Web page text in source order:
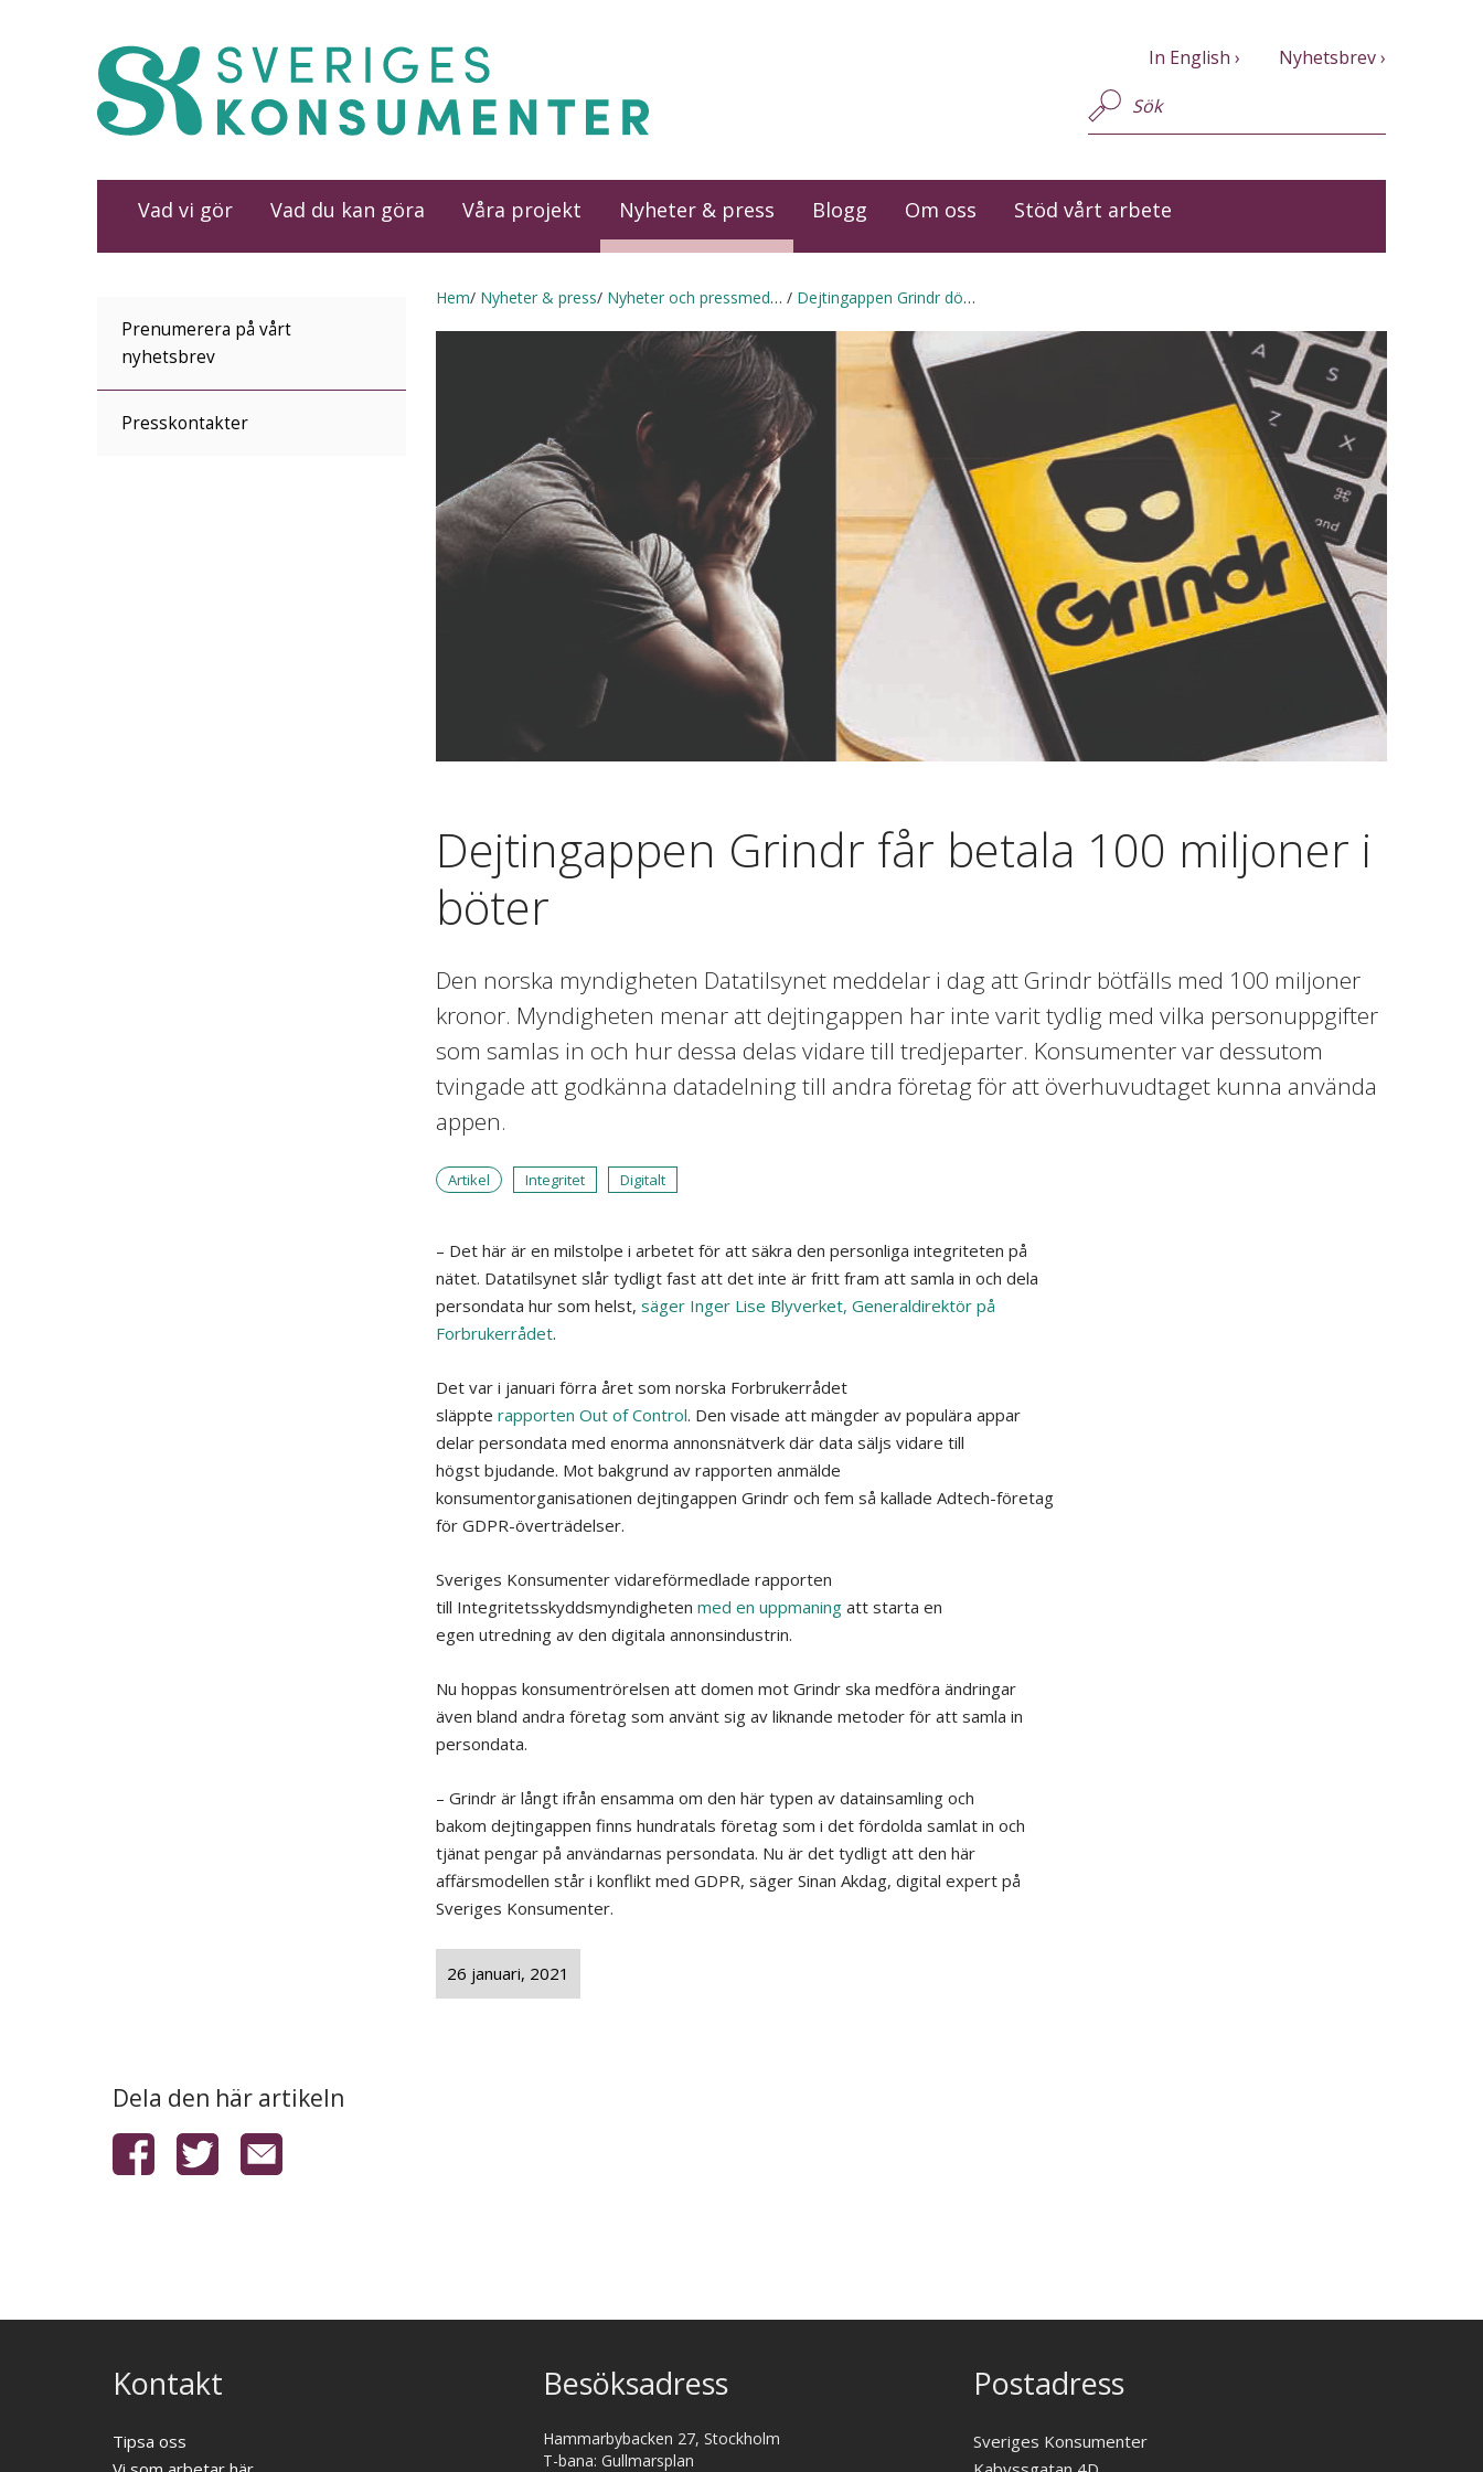
Vad vi gör Vad du kan göra Våra projekt Nyheter & press
Prenumerera på vårt
nyhetsbrev
Presskontakter
Blogg Om oss Stöd vårt arbete
In English Nyhetsbrev
Hem Nyheter & press Nyheter och pressmeddelanden Dejtingappen Grindr döms - 100 miljoner i böter
Dejtingappen Grindr får betala 100 miljoner i
böter
Den norska myndigheten Datatilsynet meddelar i dag att Grindr bötfälls med 100 miljoner
kronor. Myndigheten menar att dejtingappen har inte varit tydlig med vilka personuppgifter
som samlas in och hur dessa delas vidare till tredjeparter. Konsumenter var dessutom
tvingade att godkänna datadelning till andra företag för att överhuvudtaget kunna använda
appen.
Artikel Integritet Digitalt
– Det här är en milstolpe i arbetet för att säkra den personliga integriteten på
nätet. Datatilsynetslår tydligt fast att det inte är fritt fram att samla in och dela
persondata hur som helst, säger Inger Lise Blyverket, Generaldirektör på
Forbrukerrådet.
Det var i januari förra åretsom norska Forbrukerrådet
släppte rapporten Out ofControl. Den visade att mängder avpopulära appar
delar persondata med enorma annonsnätverk där data säljs vidare till
högst bjudande. Mot bakgrund av rapporten anmälde
konsumentorganisationen dejtingappen Grindroch fem så kallade Adtech-företag
för GDPR-överträdelser.
Sveriges Konsumenter vidareförmedlade rapporten
till Integritetsskyddsmyndigheten med en uppmaning att starta en
egen utredning av den digitala annonsindustrin.
Nu hoppas konsumentrörelsen att domen mot Grindrska medföra ändringar
även bland andra företag som använt sig av liknande metoder för att samla in
persondata.
– Grindrär långt ifrån ensamma om den här typen av datainsamling och
bakom dejtingappen finns hundratals företag som i det fördolda samlat in och
tjänat pengar på användarnas persondata. Nu är det tydligt att den här
affärsmodellen står i konflikt med GDPR, säger Sinan Akdag, digital expert på
Sveriges Konsumenter.
26 januari, 2021
Dela den här artikeln
Kontakt
Tipsa oss
Besöksadress
Hammarbybacken 27, Stockholm
T-bana: Gullmarsplan
Postadress
Sveriges Konsumenter